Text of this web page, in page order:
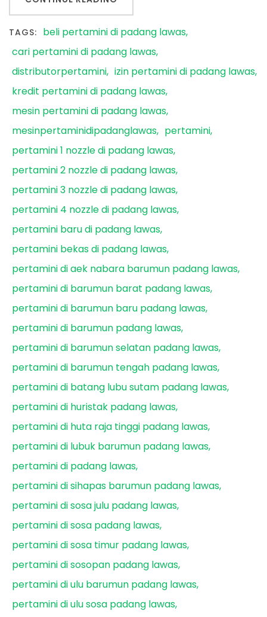
TAGS: beli pertamini di padang lawas
cari pertamini di padang lawas
distributorpertamini izin pertamini di padang lawas
kredit pertamini di padang lawas
mesin pertamini di padang lawas
mesinpertaminidipadanglawas
pertamini
pertamini 1 nozzle di padang lawas
pertamini 2 nozzle di padang lawas
pertamini 3 nozzle di padang lawas
pertamini 4 nozzle di padang lawas
pertamini baru di padang lawas
pertamini bekas di padang lawas
pertamini di aek nabara barumun padang lawas
pertamini di barumun barat padang lawas
pertamini di barumun baru padang lawas
pertamini di barumun padang lawas
pertamini di barumun selatan padang lawas
pertamini di barumun tengah padang lawas
pertamini di batang lubu sutam padang lawas
pertamini di huristak padang lawas
pertamini di huta raja tinggi padang lawas
pertamini di lubuk barumun padang lawas
pertamini di padang lawas
pertamini di sihapas barumun padang lawas
pertamini di sosa julu padang lawas
pertamini di sosa padang lawas
pertamini di sosa timur padang lawas
pertamini di sosopan padang lawas
pertamini di ulu barumun padang lawas
pertamini di ulu sosa padang lawas